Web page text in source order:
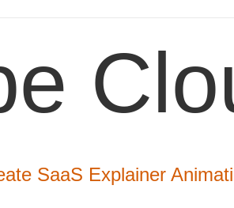
SaaS Explainer